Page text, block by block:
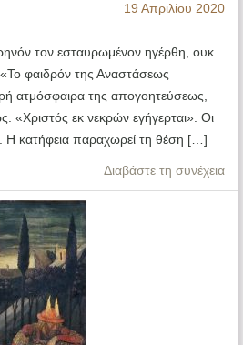
19 Απριλίου 2020
τον εσταυρωμένον ηγέρθη, ουκ
φαιδρόν της Αναστάσεως
ατμόσφαιρα της απογοητεύσεως,
«Χριστός εκ νεκρών εγήγερται». Οι
Η κατήφεια παραχωρεί τη θέση […]
Διαβάστε τη συνέχεια